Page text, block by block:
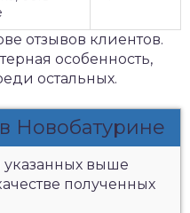
отзывов клиентов.
особенность,
остальных.
Новобатурине
указанных выше
полученных